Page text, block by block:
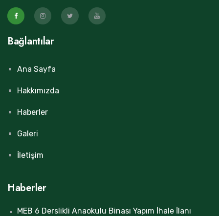
Bağlantılar
Ana Sayfa
Hakkımızda
Haberler
Galeri
İletişim
Haberler
MEB 6 Derslikli Anaokulu Binası Yapım İhale İlanı